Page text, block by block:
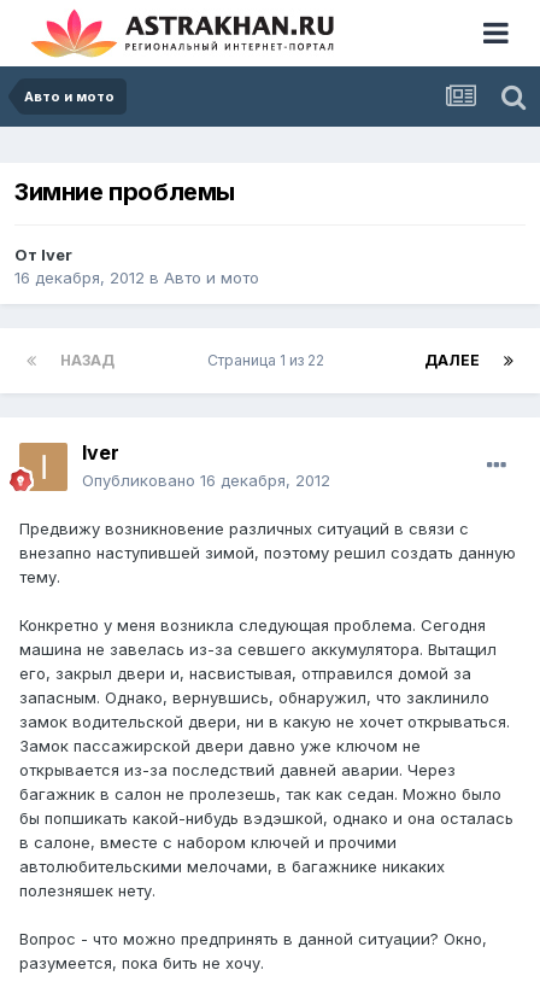
Авто и мото
Зимние проблемы
От Iver
16 декабря, 2012 в Авто и мото
НАЗАД ДАЛЕЕ
Страница 1 из 22
Iver
Опубликовано 16 декабря, 2012
Предвижу возникновение различных ситуаций в связи с
внезапно наступившей зимой, поэтому решил создать данную
тему.
Конкретно у меня возникла следующая проблема. Сегодня
машина не завелась из-за севшего аккумулятора. Вытащил
его, закрыл двери и, насвистывая, отправился домой за
запасным. Однако, вернувшись, обнаружил, что заклинило
замок водительской двери, ни в какую не хочет открываться.
Замок пассажирской двери давно уже ключом не
открывается из-за последствий давней аварии. Через
багажник в салон не пролезешь, так как седан. Можно было
бы попшикать какой-нибудь вэдэшкой, однако и она осталась
в салоне, вместе с набором ключей и прочими
автолюбительскими мелочами, в багажнике никаких
полезняшек нету.
Вопрос - что можно предпринять в данной ситуации? Окно,
разумеется, пока бить не хочу.